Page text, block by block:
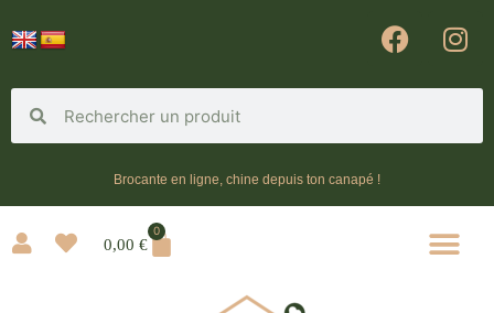
Brocante en ligne, chine depuis ton canapé !
0,00 €
0